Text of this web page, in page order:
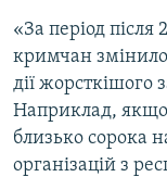
«За період
кримчан
дії жорсткішого
Наприклад, якщо
близько сорока
організацій з